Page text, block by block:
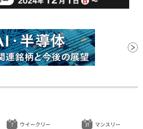
ウイークリー マンスリー